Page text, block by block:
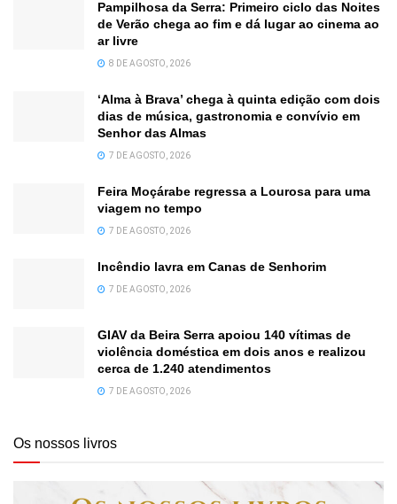
Pampilhosa da Serra: Primeiro ciclo das Noites
de Verão chega ao fim e dá lugar ao cinema ao
ar livre
8 DE AGOSTO, 2026
‘Alma à Brava’ chega à quinta edição com dois
dias de música, gastronomia e convívio em
Senhor das Almas
7 DE AGOSTO, 2026
Feira Moçárabe regressa a Lourosa para uma
viagem no tempo
7 DE AGOSTO, 2026
Incêndio lavra em Canas de Senhorim
7 DE AGOSTO, 2026
GIAV da Beira Serra apoiou 140 vítimas de
violência doméstica em dois anos e realizou
cerca de 1.240 atendimentos
7 DE AGOSTO, 2026
Os nossos livros